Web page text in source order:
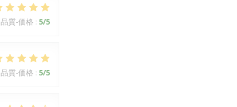
品質-価格 : 5/5
品質-価格 : 5/5